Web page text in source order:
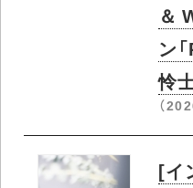
＆
ン
怜
（
[イ